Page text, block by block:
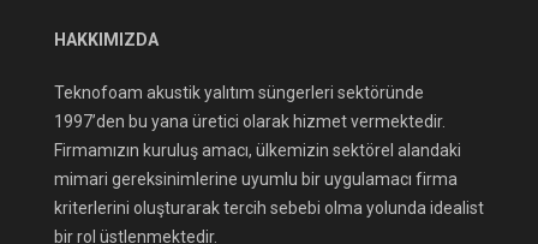
HAKKIMIZDA
Teknofoam akustik yalıtım süngerleri sektöründe
1997’den bu yana üretici olarak hizmet vermektedir.
Firmamızın kuruluş amacı, ülkemizin sektörel alandaki
mimari gereksinimlerine uyumlu bir uygulamacı firma
kriterlerini oluşturarak tercih sebebi olma yolunda idealist
bir rol üstlenmektedir.